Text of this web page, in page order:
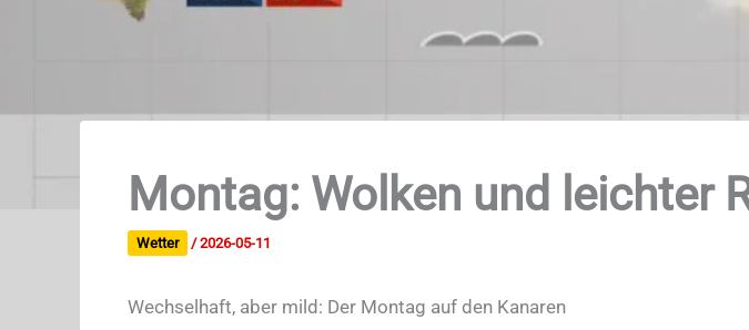
Montag: Wolken und leichter
Wetter /2026-05-11
Wechselhaft, aber mild: Der Montag auf den Kanaren